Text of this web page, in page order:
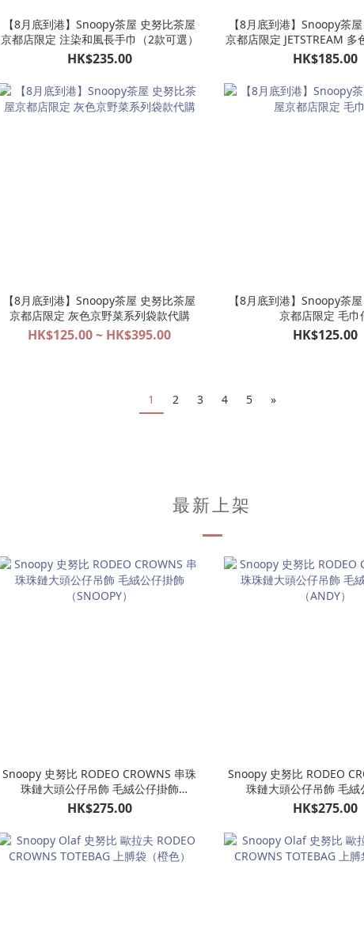
【8月底到港】Snoopy茶屋 史努比茶屋
京都店限定 注染和風長手巾（2款可選）
HK$235.00
【8月底到港】Snoopy茶
京都店限定 JETSTREAM 多
HK$185.00
【8月底到港】Snoopy茶屋 史努比茶屋
京都店限定 灰色京野菜系列袋款代購
HK$125.00 ~ HK$395.00
【8月底到港】Snoopy茶
京都店限定 毛巾
HK$125.00
1 2 3 4 5 »
最新上架
Snoopy 史努比 RODEO CROWNS 串珠
珠鏈大頭公仔吊飾 毛絨公仔掛飾
（SNOOPY）
HK$275.00
Snoopy 史努比 RODEO
珠鏈大頭公仔吊飾 毛絨
（ANDY）
HK$275.00